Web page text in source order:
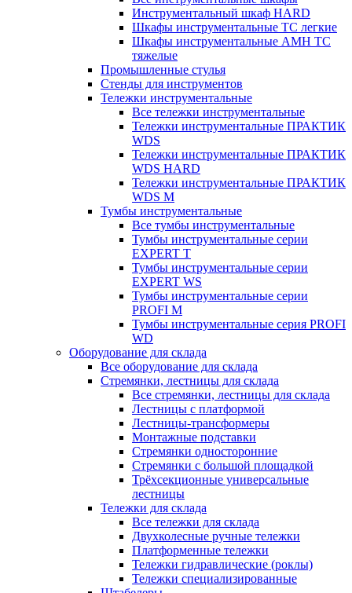
Инструментальный шкаф HARD
Шкафы инструментальные ТС легкие
Шкафы инструментальные AMH TC
тяжелые
Промышленные стулья
Стенды для инструментов
Тележки инструментальные
Все тележки инструментальные
Тележки инструментальные ПРАКТИК
WDS
Тележки инструментальные ПРАКТИК
WDS HARD
Тележки инструментальные ПРАКТИК
WDS M
Тумбы инструментальные
Все тумбы инструментальные
Тумбы инструментальные серии
EXPERT T
Тумбы инструментальные серии
EXPERT WS
Тумбы инструментальные серии
PROFI M
Тумбы инструментальные серия PROFI
WD
Оборудование для склада
Все оборудование для склада
Стремянки, лестницы для склада
Все стремянки, лестницы для склада
Лестницы с платформой
Лестницы-трансформеры
Монтажные подставки
Стремянки односторонние
Стремянки с большой площадкой
Трёхсекционные универсальные
лестницы
Тележки для склада
Все тележки для склада
Двухколесные ручные тележки
Платформенные тележки
Тележки гидравлические (роклы)
Тележки специализированные